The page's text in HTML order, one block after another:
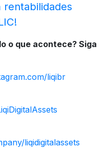
rentabilidades
o que acontece? Siga
liqibr
liqidigitalassets